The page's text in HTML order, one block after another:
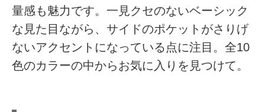
量感も魅力です。一見クセのないベーシック
な見た目ながら、サイドのポケットがさりげ
ないアクセントになっている点に注目。全10
色のカラーの中からお気に入りを見つけて。